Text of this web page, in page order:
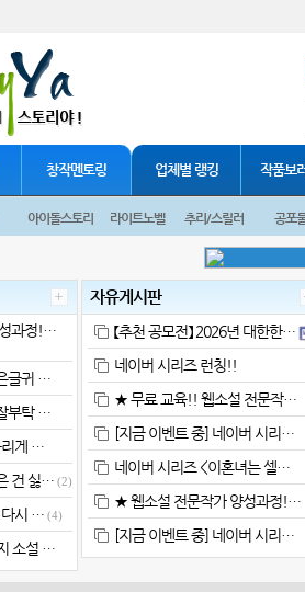
창작멘토링 업체별 랭킹 작품보
아이돌스토리 라이트노벨 추리/스릴러 공포
과정!…
글귀 …
부탁 …
리게 …
건 싫… (2)
다시 … (4)
소설 …
자유게시판
【추천 공모전】 2026년 대한한…
네이버 시리즈 런칭!!
★ 무료 교육!! 웹소설 전문작…
[지금 이벤트 중] 네이버 시리…
네이버 시리즈 <이혼녀는 셀…
★ 웹소설 전문작가 양성과정!…
[지금 이벤트 중] 네이버 시리…